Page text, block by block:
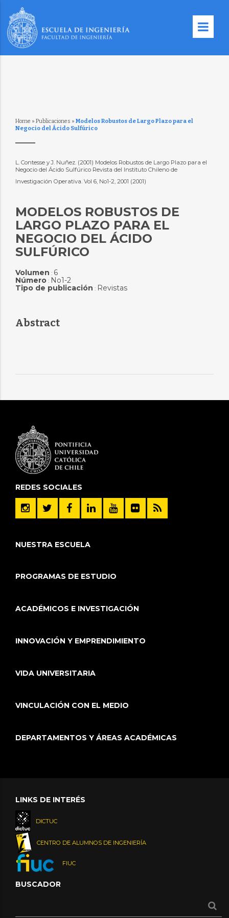
Home » Publicaciones » Modelos Robustos de Largo Plazo para el
Negocio del Ácido Sulfúrico
L. Contesse y J. Nuñez. (2001) Modelos Robustos de Largo Plazo para el
Negocio del Ácido Sulfúrico Revista del Instituto Chileno de
Investigación Operativa. Vol 6, No1-2, 2001 (2001)
MODELOS ROBUSTOS DE
LARGO PLAZO PARA EL
NEGOCIO DEL ÁCIDO
SULFÚRICO
Volumen : 6
Número: No1-2
Tipo de publicación : Revistas
Abstract
REDES SOCIALES
NUESTRA ESCUELA
PROGRAMAS DE ESTUDIO
ACADÉMICOS E INVESTIGACIÓN
INNOVACIÓN Y EMPRENDIMIENTO
VIDA UNIVERSITARIA
VINCULACIÓN CON EL MEDIO
DEPARTAMENTOS Y ÁREAS ACADÉMICAS
LINKS DE INTERÉS
DICTUC
CENTRO DE ALUMNOS DE INGENIERÍA
FIUC
BUSCADOR